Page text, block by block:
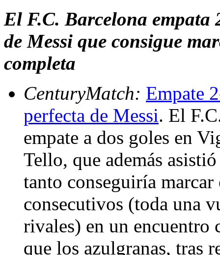
El F.C. Barcelona empata
de Messi que consigue
completa
CenturyMatch: Empate
perfecta de Messi. El
empate a dos goles en
Tello, que además
tanto conseguiría
consecutivos (toda una
rivales) en un encuentro
que los azulgranas, tras